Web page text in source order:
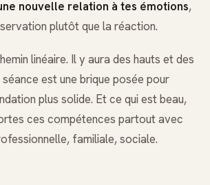
nouvelle relation à tes émotions,
plutôt que la réaction.
linéaire. Il y aura des hauts et des
est une brique posée pour
plus solide. Et ce qui est beau,
ces compétences partout avec
familiale, sociale.